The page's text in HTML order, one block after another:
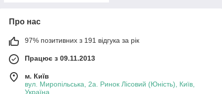
Про нас
97% позитивних з 191 відгука за рік
Працює з 09.11.2013
м. Київ
вул. Миропільська, 2а. Ринок Лісовий (Юність), Київ,
Україна